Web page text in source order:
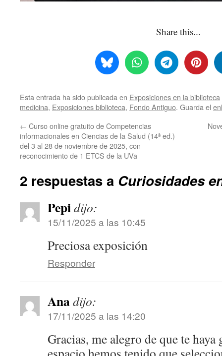
Share this...
Esta entrada ha sido publicada en Exposiciones en la biblioteca
medicina, Exposiciones biblioteca, Fondo Antiguo. Guarda el
← Curso online gratuito de Competencias
informacionales en Ciencias de la Salud (14ª ed.)
del 3 al 28 de noviembre de 2025, con
reconocimiento de 1 ETCS de la UVa
2 respuestas a Curiosidades
Pepidijo:
15/11/2025 a las 10:45
Preciosa exposición
Responder
Anadijo:
17/11/2025 a las 14:20
Gracias, me alegro de que te